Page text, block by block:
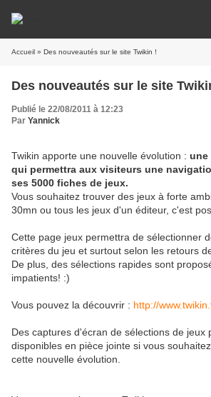
Accueil » Des nouveautés sur le site Twikin !
Des nouveautés sur le site
Publié le 22/08/2011 à 12:23
Par Yannick
Twikin apporte une nouvelle évolution : une
qui permettra aux visiteurs une
ses 5000 fiches de jeux.
Vous souhaitez trouver des jeux à forte
30mn ou tous les jeux d'un éditeur, c'est
Cette page jeux permettra de sélectionner
critères du jeu et surtout selon les retours
De plus, des sélections rapides sont
impatients! :)
Vous pouvez la découvrir : http://
Des captures d'écran de sélections de jeux
disponibles en pièce jointe si vous
cette nouvelle évolution.